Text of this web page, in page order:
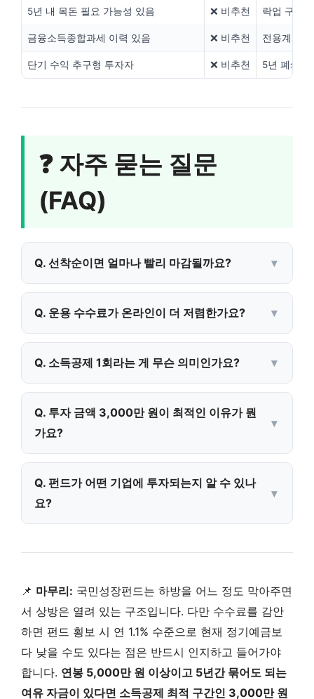
5년 내 목돈 필요 가능성 있음 ❌ 비추천 락업 구조
금융소득종합과세 이력 있음 ❌ 비추천 전용계좌
단기 수익 추구형 투자자 ❌ 비추천 5년 폐쇄형
❓ 자주 묻는 질문
(FAQ)
Q. 선착순이면 얼마나 빨리 마감될까요?
Q. 운용 수수료가 온라인이 더 저렴한가요?
Q. 소득공제 1회라는 게 무슨 의미인가요?
Q. 투자 금액 3,000만 원이 최적인 이유가 뭔
가요?
Q. 펀드가 어떤 기업에 투자되는지 알 수 있나
요?
📌 마무리: 국민성장펀드는 하방을 어느 정도 막아주면
서 상방은 열려 있는 구조입니다. 다만 수수료를 감안
하면 펀드 횡보 시 연 1.1% 수준으로 현재 정기예금보
다 낮을 수도 있다는 점은 반드시 인지하고 들어가야
합니다. 연봉 5,000만 원 이상이고 5년간 묶어도 되는
여유 자금이 있다면 소득공제 최적 구간인 3,000만 원